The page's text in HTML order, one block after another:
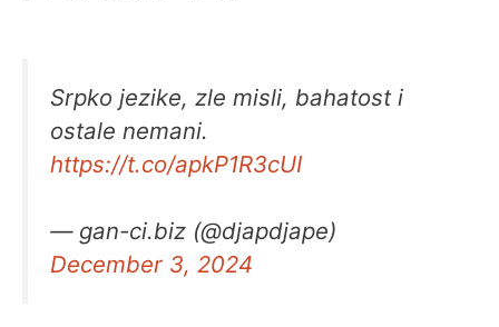
Srpko jezike, zle misli, bahatost i
ostale nemani.
https://t.co/apkP1R3cUI
— gan-ci.biz (@djapdjape)
December 3, 2024